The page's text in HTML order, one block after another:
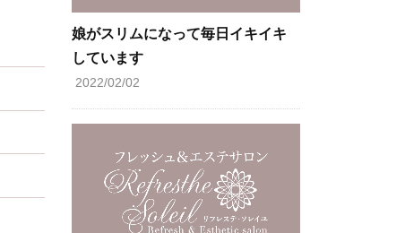
娘がスリムになって毎日イキイキ
しています
2022/02/02